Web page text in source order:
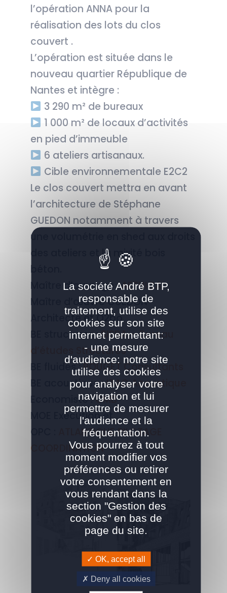
l’opération ANNA pour la
réalisation des lots du clos
couvert .
L’opération est située dans le
nouveau quartier République de
Nantes et intègre :
3 290 m² de bureaux
1 000 m² de locaux d’activités
en pied d’immeuble
6 ateliers artisanaux.
Cible environnementale E2C2
Le clos couvert mettra en avant
l’architecture de Stéphane
GUEDON notamment à travers
une volumétrie en shed aux droits
des ateliers et la mixité bois
béton.
Maître d’ouvrage :AETHICA
Maître d’œuvre GUEDON
Architecte et O2bo
BE structures :SISBA – Bureau
d’études Structures
BE fluides :POUGET Consultants
BE acoustique :ITAC Acoustique
Economiste :CMB
MOE Exécution et
OPC :
ATLANTIQUE PILOTAGE
COORDINATION
La société André BTP,
responsable de
traitement, utilise des
cookies sur son site
internet permettant:
- une mesure
d'audience: notre site
utilise des cookies
pour analyser votre
navigation et lui
permettre de mesurer
l'audience et la
fréquentation.
Vous pourrez à tout
moment modifier vos
préférences ou retirer
votre consentement en
vous rendant dans la
section "Gestion des
cookies" en bas de
page du site.
OK, accept all
Deny all cookies